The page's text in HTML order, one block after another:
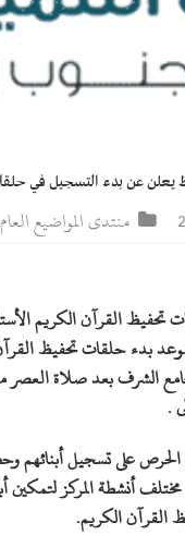
يعلن عن بدء التسجيل في
منتدى المواضيع العام
تحفيظ القرآن الكريم
بدء حلقات تحفيظ
القادم 1447/01/25هـ بجامع الشرف بعد صلاة
.
الحرص على تسجيل أبنائهم
أنشطة المركز لتمكين
القرآن الكريم.